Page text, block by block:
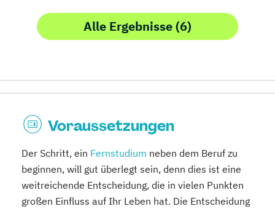
Alle Ergebnisse (6)
Voraussetzungen
Der Schritt, ein Fernstudium neben dem Beruf zu
beginnen, will gut überlegt sein, denn dies ist eine
weitreichende Entscheidung, die in vielen Punkten
großen Einfluss auf Ihr Leben hat. Die Entscheidung